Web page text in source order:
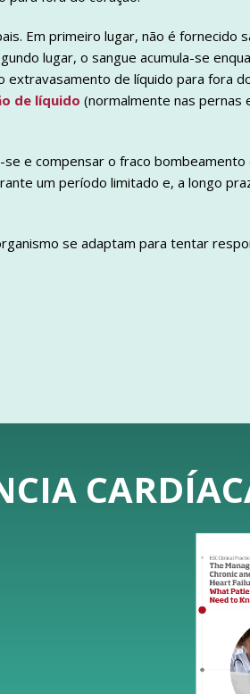
Em primeiro lugar, não é fornecido
lugar, o sangue acumula-se
extravasamento de líquido para fora
de líquido (normalmente nas pernas
e compensar o fraco bombeamento
um período limitado e, a longo
se adaptam para tentar